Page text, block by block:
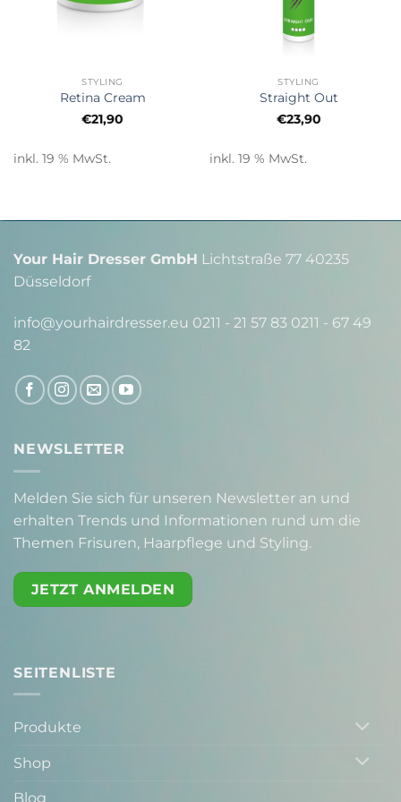
STYLING
Retina Cream
€21,90
inkl. 19 % MwSt.
STYLING
Straight Out
€23,90
inkl. 19 % MwSt.
Your Hair Dresser GmbH Lichtstraße 77 40235
Düsseldorf
info@yourhairdresser.eu 0211 - 21 57 83 0211 - 67 49
82
NEWSLETTER
Melden Sie sich für unseren Newsletter an und
erhalten Trends und Informationen rund um die
Themen Frisuren, Haarpflege und Styling.
JETZT ANMELDEN
SEITENLISTE
Produkte
Shop
Blog